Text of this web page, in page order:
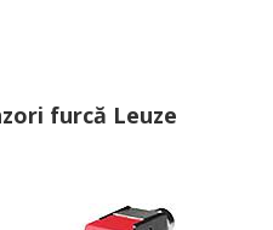
furcă Leuze